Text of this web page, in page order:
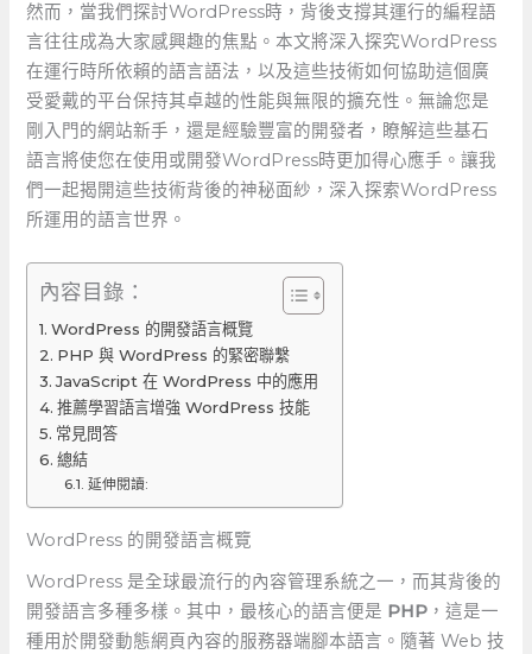
然而，當我們探討WordPress時，背後支撐其運行的編程語
言往往成為大家感興趣的焦點。本文將深入探究WordPress
在運行時所依賴的語言語法，以及這些技術如何協助這個廣
受愛戴的平台保持其卓越的性能與無限的擴充性。無論您是
剛入門的網站新手，還是經驗豐富的開發者，瞭解這些基石
語言將使您在使用或開發WordPress時更加得心應手。讓我
們一起揭開這些技術背後的神秘面紗，深入探索WordPress
所運用的語言世界。
內容目錄：
WordPress 的開發語言概覽
PHP 與⁢ WordPress 的緊密聯繫
JavaScript 在 WordPress⁢ 中的應用
推薦學習語言增強 WordPress 技能
常見問答
總結
延伸閱讀:
WordPress 的開發語言概覽
WordPress ‌是全球最流行的內容管理系統之一，而其背後的
開發語言多種多樣。其中，最核心的語言便是 PHP ，這是一
種用於開發動態網頁內容的服務器端腳本語言。隨著 Web 技